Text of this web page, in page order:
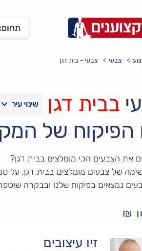
תחום:
צבעי צבעי - בית דגן
בבית דגן
של
את הצבעים הכי מומלצים בבית דגן?
של צבעים מומלצים בבית דגן, על
נמצאים בפיקוח שלנו ובבקרה
זיו עיצובים